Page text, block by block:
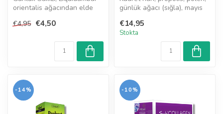
orientalis ağacından elde
€4,95 €4,50
günlük ağacı (sığla), mayıs
€14,95
Stokta
-14% -10%